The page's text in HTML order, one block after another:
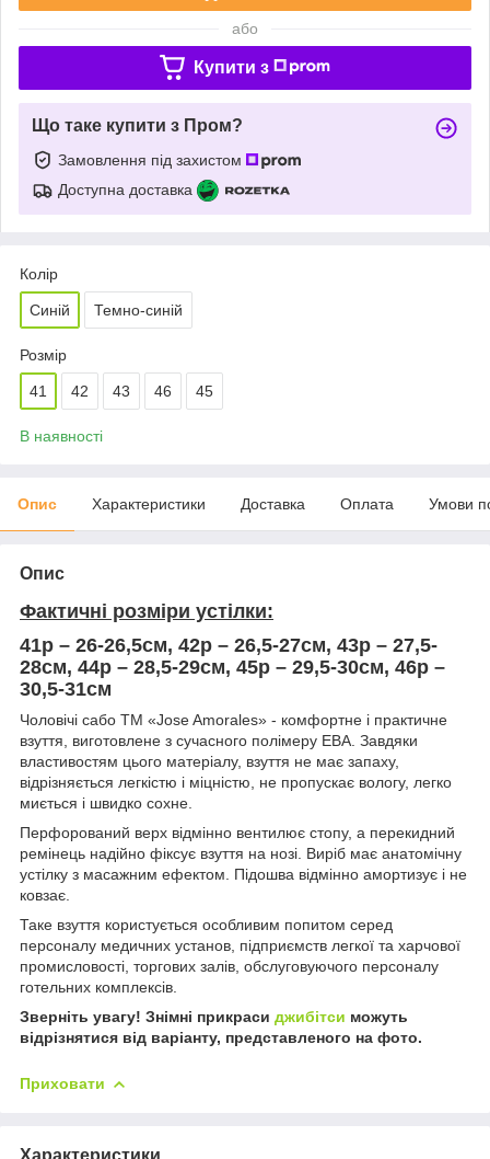
або
Купити з
Що таке купити з Пром?
Замовлення під захистом
Доступна доставка
Колір
Синій Темно-синій
Розмір
41 42 43 46 45
В наявності
Опис Характеристики Доставка Оплата Умови
Опис
Фактичні розміри устілки:
41р – 26-26,5см, 42р – 26,5-27см, 43р – 27,5-
28см, 44р – 28,5-29см, 45р – 29,5-30см, 46р –
30,5-31см
Чоловічі сабо TM «Jose Amorales» - комфортне і практичне
взуття, виготовлене з сучасного полімеру ЕВА. Завдяки
властивостям цього матеріалу, взуття не має запаху,
відрізняється легкістю і міцністю, не пропускає вологу, легко
миється і швидко сохне.
Перфорований верх відмінно вентилює стопу, а перекидний
ремінець надійно фіксує взуття на нозі. Виріб має анатомічну
устілку з масажним ефектом. Підошва відмінно амортизує і не
ковзає.
Таке взуття користується особливим попитом серед
персоналу медичних установ, підприємств легкої та харчової
промисловості, торгових залів, обслуговуючого персоналу
готельних комплексів.
Зверніть увагу! Знімні прикраси джибітси можуть
відрізнятися від варіанту, представленого на фото.
Приховати
Характеристики